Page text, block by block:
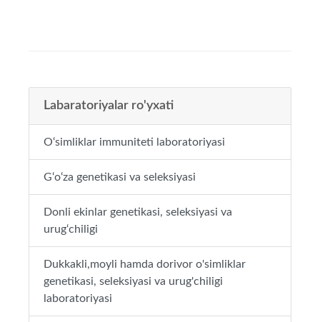
Labaratoriyalar ro'yxati
O‘simliklar immuniteti laboratoriyasi
G‘o‘za genetikasi va seleksiyasi
Donli ekinlar genetikasi, seleksiyasi va
urug‘chiligi
Dukkakli,moyli hamda dorivor o'simliklar
genetikasi, seleksiyasi va urug'chiligi
laboratoriyasi